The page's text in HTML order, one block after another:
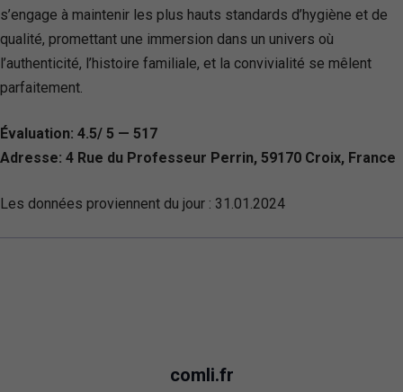
s’engage à maintenir les plus hauts standards d’hygiène et de
qualité, promettant une immersion dans un univers où
l’authenticité, l’histoire familiale, et la convivialité se mêlent
parfaitement.
Évaluation: 4.5/ 5 — 517
Adresse: 4 Rue du Professeur Perrin, 59170 Croix, France
Les données proviennent du jour : 31.01.2024
comli.fr